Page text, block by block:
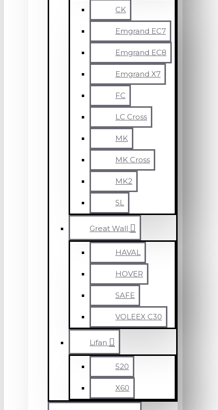
CK
Emgrand EC7
Emgrand EC8
Emgrand X7
FC
LC Cross
MK
MK Cross
MK2
SL
Great Wall
HAVAL
HOVER
SAFE
VOLEEX C30
Lifan
520
X60